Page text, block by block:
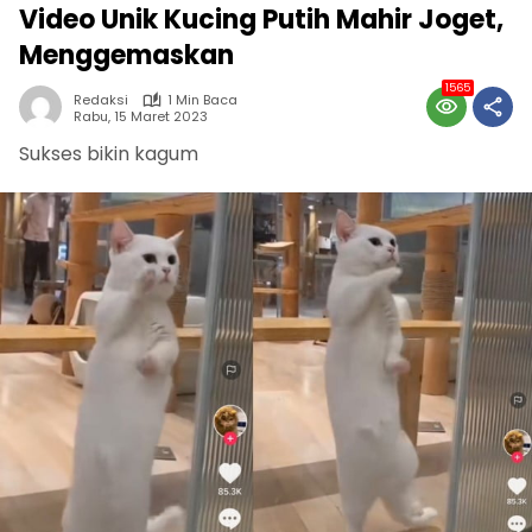
Video Unik Kucing Putih Mahir Joget,
Menggemaskan
Redaksi
1 Min Baca
Rabu, 15 Maret 2023
1565
Sukses bikin kagum